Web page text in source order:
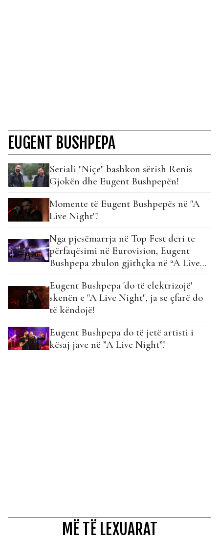
EUGENT BUSHPEPA
Seriali "Niçe" bashkon sërish Renis
Gjokën dhe Eugent Bushpepën!
Momente të Eugent Bushpepës në "A
Live Night"!
Nga pjesëmarrja në Top Fest deri te
përfaqësimi në Eurovision, Eugent
Bushpepa zbulon gjithçka në “A Live
Eugent Bushpepa 'do të elektrizojë'
skenën e "A Live Night", ja se çfarë do
të këndojë!
Eugent Bushpepa do të jetë artisti i
kësaj jave në ”A Live Night”!
MË TË LEXUARAT